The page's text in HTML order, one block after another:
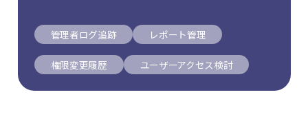
管理者ログ追跡 レポート管理
権限変更履歴 ユーザーアクセス検討